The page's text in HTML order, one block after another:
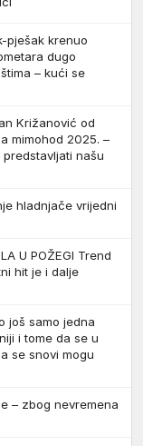
pješak krenuo
dugo
– kući se
Križanović od
mimohod 2025. –
našu
hladnjače vrijedni
U POŽEGI Trend
hit je i dalje
još samo jedna
i tome da se u
se snovi mogu
– zbog nevremena